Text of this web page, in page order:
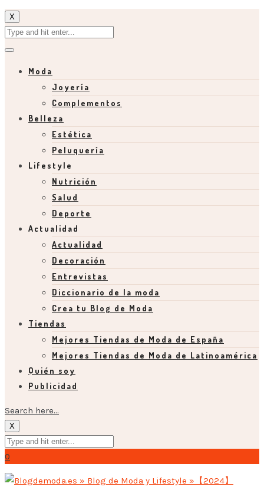
X
Moda
Joyería
Complementos
Belleza
Estética
Peluquería
Lifestyle
Nutrición
Salud
Deporte
Actualidad
Actualidad
Decoración
Entrevistas
Diccionario de la moda
Crea tu Blog de Moda
Tiendas
Mejores Tiendas de Moda de España
Mejores Tiendas de Moda de Latinoamérica
Quién soy
Publicidad
Search here...
X
0